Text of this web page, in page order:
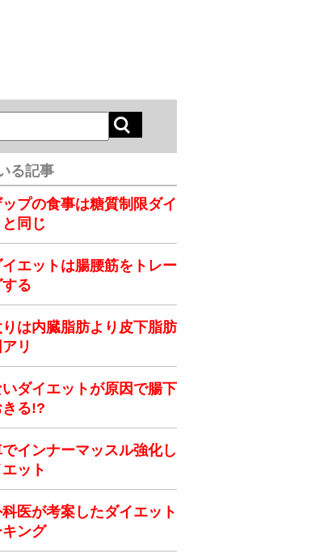
る記事
プの食事は糖質制限ダイ
同じ
イエットは腸腰筋をトレー
る
は内臓脂肪より皮下脂肪
リ
ダイエットが原因で腸下
る!?
インナーマッスル強化し
ット
医が考案したダイエット
ング